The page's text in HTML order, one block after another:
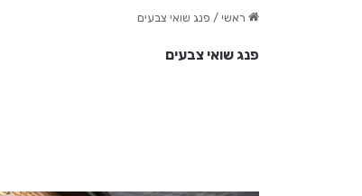
ראשי / פנג שואי צבעים
פנג שואי צבעים